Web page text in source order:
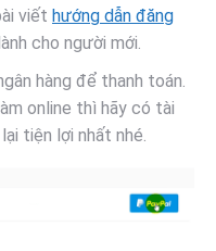
viết hướng dẫn đăng
cho người mới.
hàng để thanh toán.
online thì hãy có tài
tiện lợi nhất nhé.